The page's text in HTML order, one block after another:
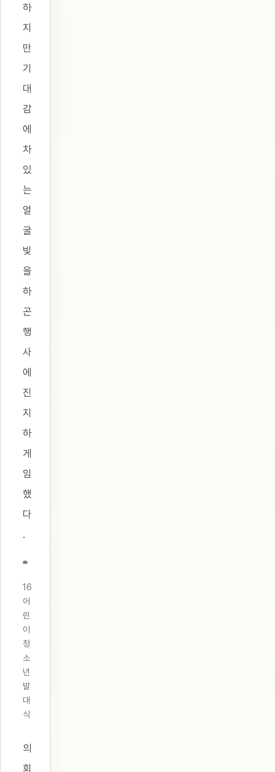
하
지
만
기
대
감
에
차
있
는
얼
굴
빛
을
하
곤
행
사
에
진
지
하
게
임
했
다
.
16
어
린
이
청
소
년
발
대
식
의
회